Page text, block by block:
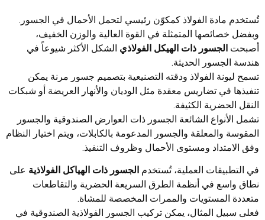
تُستخدم مادة الفولاذ كمكوّن رئيسي لتحمل الأحمال في الجسور.
وبفضل خصائصها المتمثلة في القوة العالية والوزن الخفيف،
أصبحت الجسور ذات الهيكل الفولاذي الشكل الأكثر شيوعاً في
هندسة الجسور الحديثة.
تسمح ليونة الفولاذ ودقته التصنيعية بتصميم جسور مرنة يمكن
تنفيذها في تضاريس معقدة مثل الوديان والأنهار العريضة أو شبكات
النقل الحضرية الكثيفة.
تشمل الأنواع الشائعة الجسور ذات العوارض الصندوقية والجسور
المقوسة والمعلقة والجسور المدعومة بالكابلات، ويتم اختيار النظام
وفق الامتداد ومستوى الأحمال وظروف التنفيذ.
في التطبيقات العملية، تُستخدم الجسور ذات الهياكل الفولاذية على
نطاق واسع في أنظمة الطرق السريعة الحضرية والتقاطعات
متعددة المستويات والممرات المخصصة للمشاة.
فعلى سبيل المثال، يمكن تركيب الجسور الفولاذية الصندوقية في